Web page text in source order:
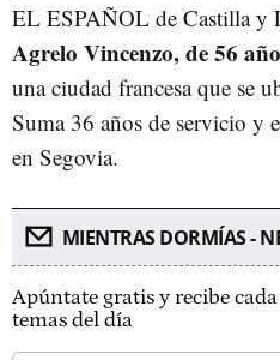
EL ESPAÑOL de Castilla y
Agrelo Vincenzo, de 56
una ciudad francesa que se
Suma 36 años de servicio y
en Segovia.
MIENTRAS DORMÍAS -
Apúntate gratis y recibe
temas del día